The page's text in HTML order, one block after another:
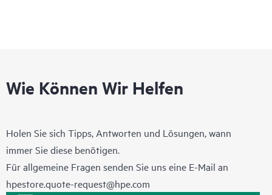
Wie Können Wir Helfen
Holen Sie sich Tipps, Antworten und Lösungen, wann
immer Sie diese benötigen.
Für allgemeine Fragen senden Sie uns eine E-Mail an
hpestore.quote-request@hpe.com